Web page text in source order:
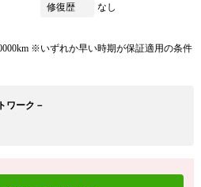
修復歴
なし
※いずれか早い時期が保証適用の条件
ワーク－